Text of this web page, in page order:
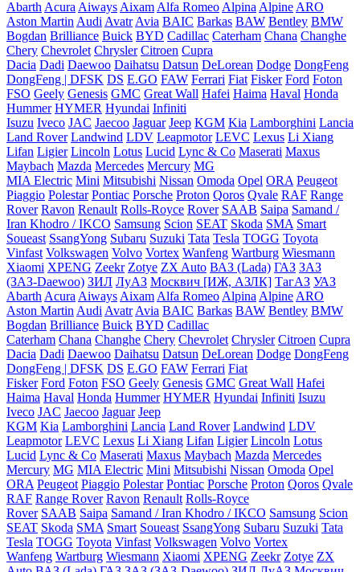
Abarth Acura Aiways Aixam Alfa Romeo Alpina Alpine ARO
Aston Martin Audi Avatr Avia BAIC Barkas BAW Bentley BMW
Bogdan Brilliance Buick BYD Cadillac Caterham Chana Changhe
Chery Chevrolet Chrysler Citroen Cupra
Dacia Dadi Daewoo Daihatsu Datsun DeLorean Dodge DongFeng
DongFeng | DFSK DS E.GO FAW Ferrari Fiat Fisker Ford Foton
FSO Geely Genesis GMC Great Wall Hafei Haima Haval Honda
Hummer HYMER Hyundai Infiniti
Isuzu Iveco JAC Jaecoo Jaguar Jeep KGM Kia Lamborghini Lancia
Land Rover Landwind LDV Leapmotor LEVC Lexus Li Xiang
Lifan Ligier Lincoln Lotus Lucid Lync & Co Maserati Maxus
Maybach Mazda Mercedes Mercury MG
MIA Electric Mini Mitsubishi Nissan Omoda Opel ORA Peugeot
Piaggio Polestar Pontiac Porsche Proton Qoros Qvale RAF Range
Rover Ravon Renault Rolls-Royce Rover SAAB Saipa Samand /
Iran Khodro / IKCO Samsung Scion SEAT Skoda SMA Smart
Soueast SsangYong Subaru Suzuki Tata Tesla TOGG Toyota
Vinfast Volkswagen Volvo Vortex Wanfeng Wartburg Wiesmann
Xiaomi XPENG Zeekr Zotye ZX Auto ВАЗ (Lada) ГАЗ ЗАЗ
(ЗАЗ-Daewoo) ЗИЛ ЛуАЗ Москвич [ИЖ, АЗЛК] ТагАЗ УАЗ
Abarth Acura Aiways Aixam Alfa Romeo Alpina Alpine ARO
Aston Martin Audi Avatr Avia BAIC Barkas BAW Bentley BMW
Bogdan Brilliance Buick BYD Cadillac
Caterham Chana Changhe Chery Chevrolet Chrysler Citroen Cupra
Dacia Dadi Daewoo Daihatsu Datsun DeLorean Dodge DongFeng
DongFeng | DFSK DS E.GO FAW Ferrari Fiat
Fisker Ford Foton FSO Geely Genesis GMC Great Wall Hafei
Haima Haval Honda Hummer HYMER Hyundai Infiniti Isuzu
Iveco JAC Jaecoo Jaguar Jeep
KGM Kia Lamborghini Lancia Land Rover Landwind LDV
Leapmotor LEVC Lexus Li Xiang Lifan Ligier Lincoln Lotus
Lucid Lync & Co Maserati Maxus Maybach Mazda Mercedes
Mercury MG MIA Electric Mini Mitsubishi Nissan Omoda Opel
ORA Peugeot Piaggio Polestar Pontiac Porsche Proton Qoros Qvale
RAF Range Rover Ravon Renault Rolls-Royce
Rover SAAB Saipa Samand / Iran Khodro / IKCO Samsung Scion
SEAT Skoda SMA Smart Soueast SsangYong Subaru Suzuki Tata
Tesla TOGG Toyota Vinfast Volkswagen Volvo Vortex
Wanfeng Wartburg Wiesmann Xiaomi XPENG Zeekr Zotye ZX